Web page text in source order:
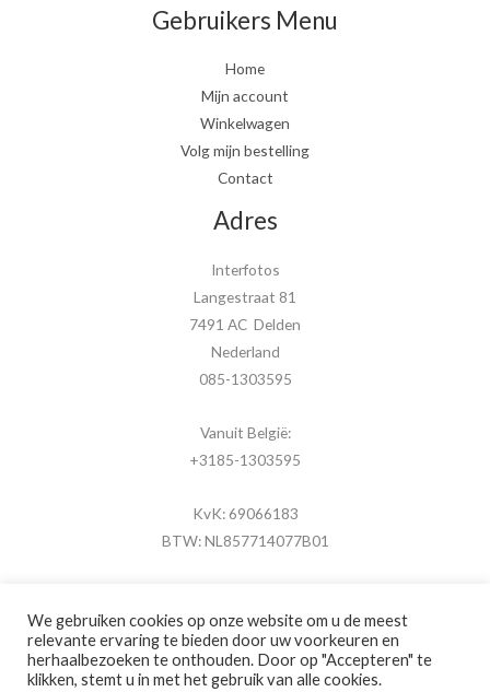
Gebruikers Menu
Home
Mijn account
Winkelwagen
Volg mijn bestelling
Contact
Adres
Interfotos
Langestraat 81
7491 AC Delden
Nederland
085-1303595
Vanuit België:
+3185-1303595
KvK: 69066183
BTW: NL857714077B01
Copyright © 2026 MijnFotolijstje.nl
We gebruiken cookies op onze website om u de meest
relevante ervaring te bieden door uw voorkeuren en
herhaalbezoeken te onthouden. Door op "Accepteren" te
klikken, stemt u in met het gebruik van alle cookies.